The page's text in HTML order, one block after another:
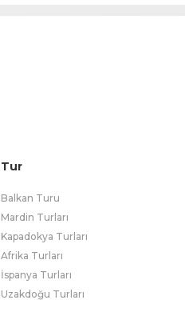
Tur
Balkan Turu
Mardin Turları
Kapadokya Turları
Afrika Turları
İspanya Turları
Uzakdoğu Turları